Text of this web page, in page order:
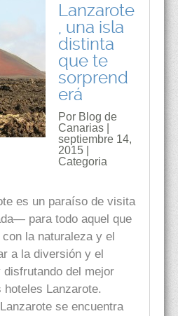
Lanzarote
, una isla
distinta
que te
sorprend
erá
Por Blog de
Canarias |
septiembre 14,
2015 |
Categoria
es un paraíso de visita
para todo aquel que
la naturaleza y el
a la diversión y el
del mejor
Lanzarote.
se encuentra